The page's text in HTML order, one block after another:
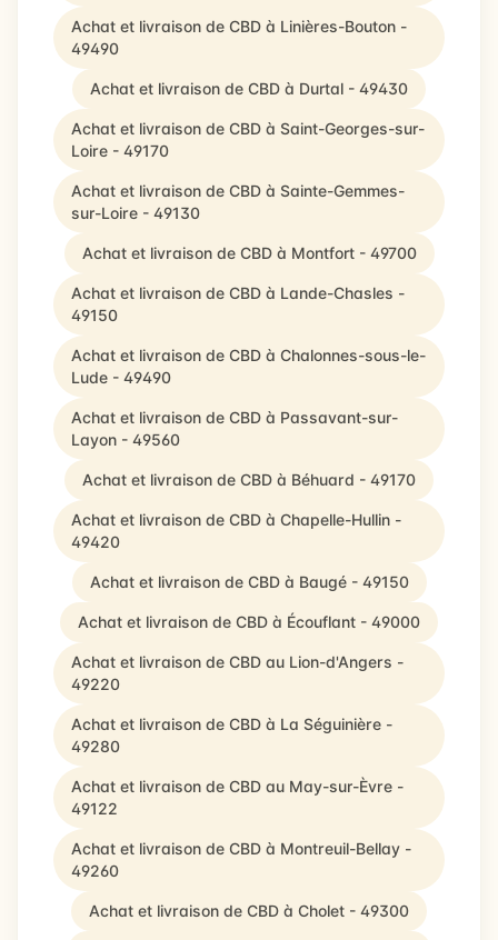
Achat et livraison de CBD à Linières-Bouton -
49490
Achat et livraison de CBD à Durtal - 49430
Achat et livraison de CBD à Saint-Georges-sur-
Loire - 49170
Achat et livraison de CBD à Sainte-Gemmes-
sur-Loire - 49130
Achat et livraison de CBD à Montfort - 49700
Achat et livraison de CBD à Lande-Chasles -
49150
Achat et livraison de CBD à Chalonnes-sous-le-
Lude - 49490
Achat et livraison de CBD à Passavant-sur-
Layon - 49560
Achat et livraison de CBD à Béhuard - 49170
Achat et livraison de CBD à Chapelle-Hullin -
49420
Achat et livraison de CBD à Baugé - 49150
Achat et livraison de CBD à Écouflant - 49000
Achat et livraison de CBD au Lion-d'Angers -
49220
Achat et livraison de CBD à La Séguinière -
49280
Achat et livraison de CBD au May-sur-Èvre -
49122
Achat et livraison de CBD à Montreuil-Bellay -
49260
Achat et livraison de CBD à Cholet - 49300